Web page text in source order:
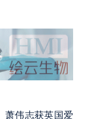
萧伟志获英国爱